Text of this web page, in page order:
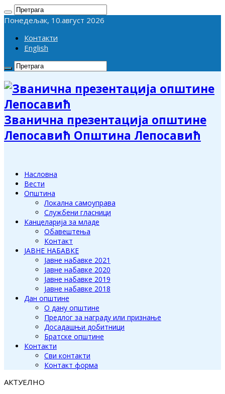
Понедељак, 10.август 2026
Контакти
English
Званична презентација општине
Лепосавић Општина Лепосавић
Насловна
Вести
Општина
Локална самоуправа
Службени гласници
Канцеларија за младе
Обавештења
Контакт
ЈАВНЕ НАБАВКЕ
Јавне набавке 2021
Јавне набавке 2020
Јавне набавке 2019
Јавне набавке 2018
Дан општине
О дану општине
Предлог за награду или признање
Досадашњи добитници
Братске општине
Контакти
Сви контакти
Контакт форма
АКТУЕЛНО